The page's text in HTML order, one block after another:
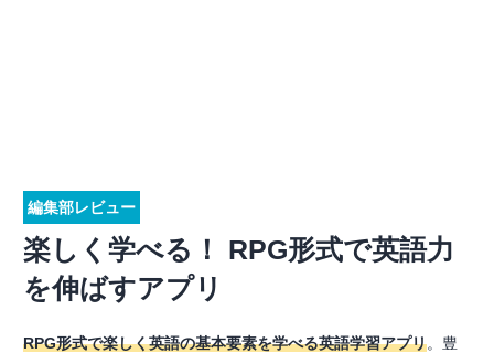
編集部レビュー
楽しく学べる！ RPG形式で英語力
を伸ばすアプリ
RPG形式で楽しく英語の基本要素を学べる英語学習アプリ。豊